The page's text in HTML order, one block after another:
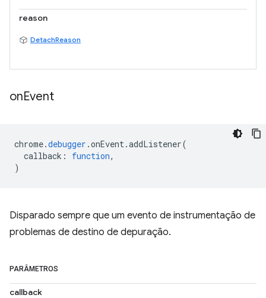
reason
DetachReason
onEvent
chrome.debugger .onEvent.addListener(
callback : function,
)
Disparado sempre que um evento de instrumentação de
problemas de destino de depuração.
PARÂMETROS
callback